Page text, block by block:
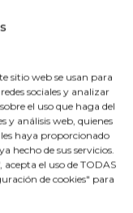
sitio web se usan para
sociales y analizar
el uso que haga del
y análisis web, quienes
haya proporcionado
hecho de sus servicios.
el uso de TODAS
de cookies" para